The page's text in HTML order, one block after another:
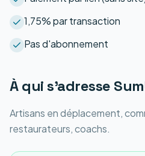
1,75% par transaction
Pas d'abonnement
À qui s'adresse
Artisans en déplacement,
restaurateurs, coachs.